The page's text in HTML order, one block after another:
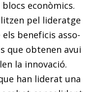
econòmics.
pel lideratge
els beneficis asso­
que obtenen avui
la innovació.
han liderat una